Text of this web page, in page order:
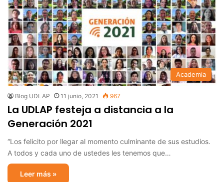
Academia
Blog UDLAP 11 junio, 2021 967
La UDLAP festeja a distancia a la
Generación 2021
“Los felicito por llegar al momento culminante de sus estudios.
A todos y cada uno de ustedes les tenemos que…
Leer más »